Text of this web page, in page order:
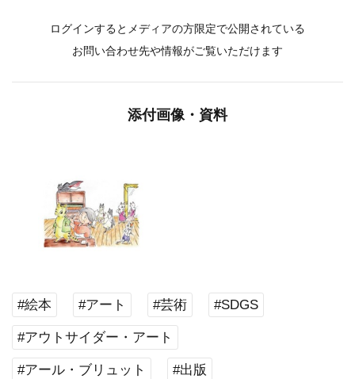
ログインするとメディアの方限定で公開されている
お問い合わせ先や情報がご覧いただけます
添付画像・資料
#絵本 #アート #芸術 #SDGS
#アウトサイダー・アート
#アール・ブリュット #出版